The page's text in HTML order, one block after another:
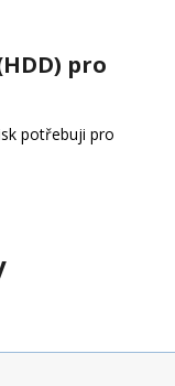
pro
potřebuji pro